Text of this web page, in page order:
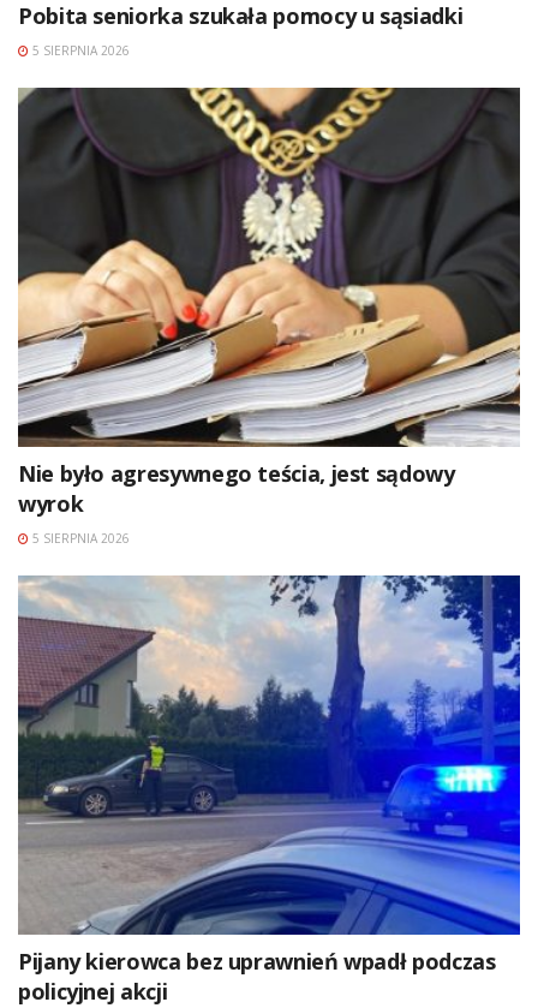
Pobita seniorka szukała pomocy u sąsiadki
5 SIERPNIA 2026
Nie było agresywnego teścia, jest sądowy
wyrok
5 SIERPNIA 2026
Pijany kierowca bez uprawnień wpadł podczas
policyjnej akcji